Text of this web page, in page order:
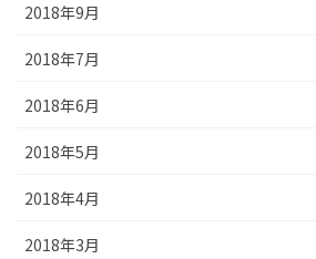
2018年9月
2018年7月
2018年6月
2018年5月
2018年4月
2018年3月